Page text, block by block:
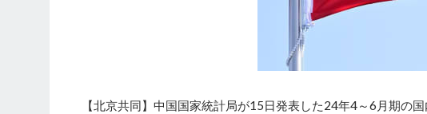
【北京共同】中国国家統計局が15日発表した24年4～6月期の